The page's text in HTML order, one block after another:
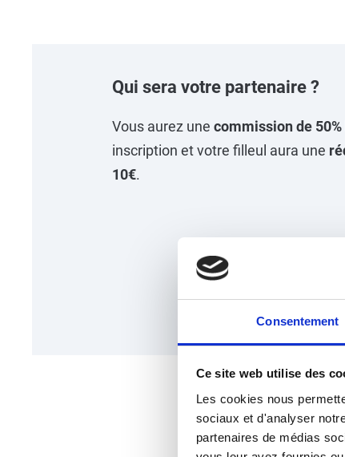
Consentement
Ce site web utilise des
Les cookies nous
sociaux et d'analyser
partenaires de médias
Qui sera votre partenaire ?
Vous aurez une commission de 50%
inscription et votre filleul aura une
10€.